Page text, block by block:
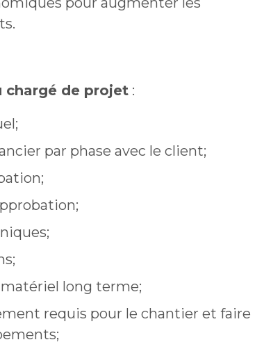
chargé de projet :
par phase avec le client;
long terme;
requis pour le chantier et faire